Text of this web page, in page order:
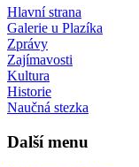
Hlavní strana
Galerie u Plazíka
Zprávy
Zajímavosti
Kultura
Historie
Naučná stezka
Další menu